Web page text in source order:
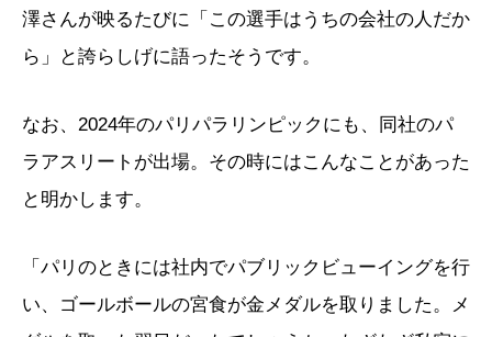
澤さんが映るたびに「この選手はうちの会社の人だか
ら」と誇らしげに語ったそうです。
なお、2024年のパリパラリンピックにも、同社のパ
ラアスリートが出場。その時にはこんなことがあった
と明かします。
「パリのときには社内でパブリックビューイングを行
い、ゴールボールの宮食が金メダルを取りました。メ